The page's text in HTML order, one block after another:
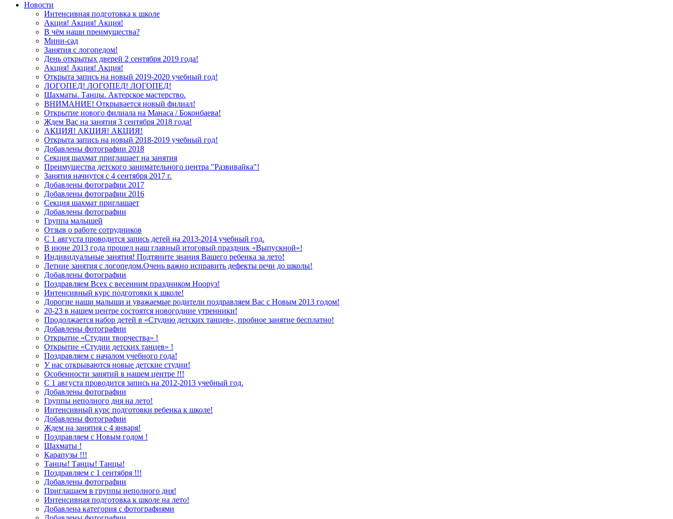
Новости
Интенсивная подготовка к школе
Акция! Акция! Акция!
В чём наши преимущества?
Мини-сад
Занятия с логопедом!
День открытых дверей 2 сентября 2019 года!
Акция! Акция! Акция!
Открыта запись на новый 2019-2020 учебный год!
ЛОГОПЕД! ЛОГОПЕД! ЛОГОПЕД!
Шахматы. Танцы. Актерское мастерство.
ВНИМАНИЕ! Открывается новый филиал!
Открытие нового филиала на Манаса / Боконбаева!
Ждем Вас на занятия 3 сентября 2018 года!
АКЦИЯ! АКЦИЯ! АКЦИЯ!
Открыта запись на новый 2018-2019 учебный год!
Добавлены фотографии 2018
Секция шахмат приглашает на занятия
Преимущества детского занимательного центра "Развивайка"!
Занятия начнутся с 4 сентября 2017 г.
Добавлены фотографии 2017
Добавлены фотографии 2016
Секция шахмат приглашает
Добавлены фотографии
Группа малышей
Отзыв о работе сотрудников
С 1 августа проводится запись детей на 2013-2014 учебный год.
В июне 2013 года прошел наш главный итоговый праздник «Выпускной»!
Индивидуальные занятия! Подтяните знания Вашего ребенка за лето!
Летние занятия с логопедом.Очень важно исправить дефекты речи до школы!
Добавлены фотографии
Поздравляем Всех с весенним праздником Нооруз!
Интенсивный курс подготовки к школе!
Дорогие наши малыши и уважаемые родители поздравляем Вас с Новым 2013 годом!
20-23 в нашем центре состоятся новогодние утренники!
Продолжается набор детей в «Студию детских танцев», пробное занятие бесплатно!
Добавлены фотографии
Открытие «Студии творчества» !
Открытие «Студии детских танцев» !
Поздравляем с началом учебного года!
У нас открываются новые детские студии!
Особенности занятий в нашем центре !!!
С 1 августа проводится запись на 2012-2013 учебный год.
Добавлены фотографии
Группы неполного дня на лето!
Интенсивный курс подготовки ребенка к школе!
Добавлены фотографии
Ждем на занятия с 4 января!
Поздравляем с Новым годом !
Шахматы !
Карапузы !!!
Танцы! Танцы! Танцы!
Поздравляем с 1 сентября !!!
Добавлены фотографии
Приглашаем в группы неполного дня!
Интенсивная подготовка к школе на лето!
Добавлена категория с фотографиями